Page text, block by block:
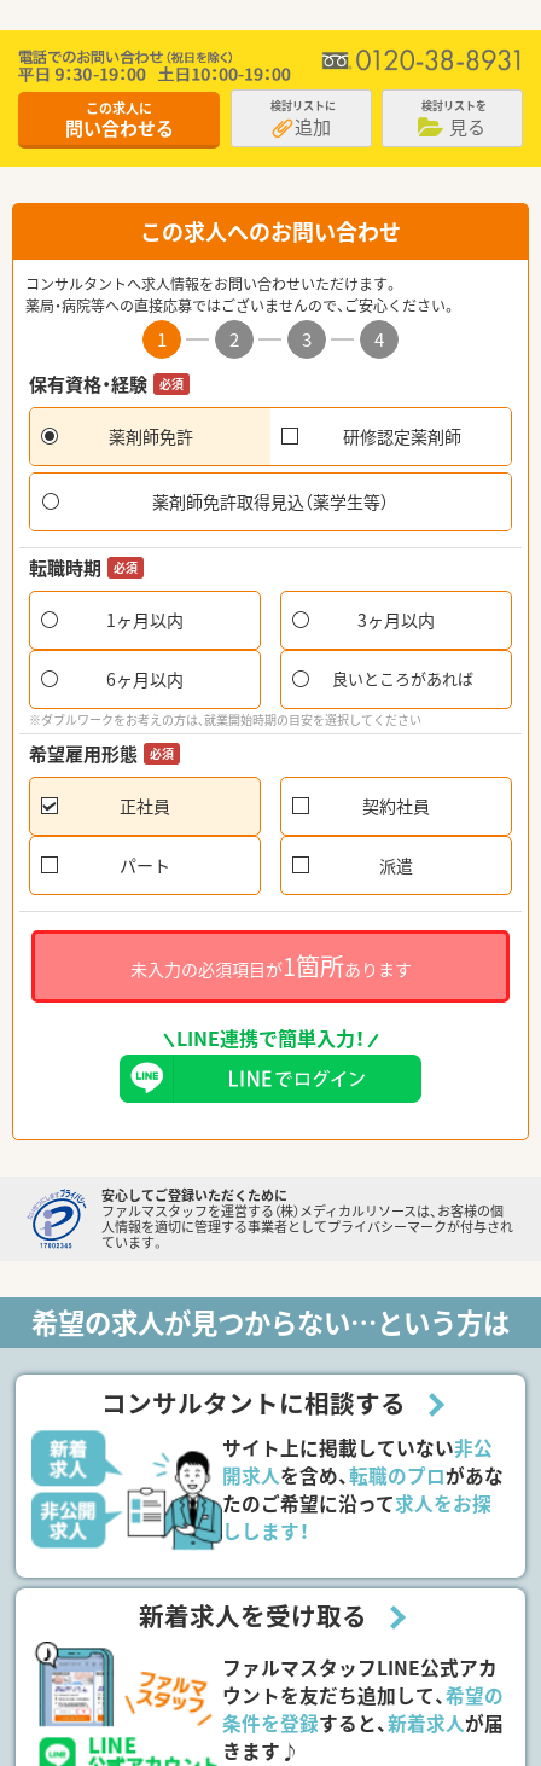
この求人に
問い合わせる
検討リストに
追加
検討リストを
見る
この求人へのお問い合わせ
コンサルタントへ求人情報をお問い合わせいただけます。
薬局・病院等への直接応募ではございませんので、ご安心ください。
1 2 3
4
保有資格・経験
必須
薬剤師免許 研修認定薬剤師
薬剤師免許取得見込（薬学生等）
転職時期 必須
1ヶ月以内 3ヶ月以内
6ヶ月以内 良いところがあれば
※ダブルワークをお考えの方は、就業開始時期の目安を選択してください
希望雇用形態 必須
正社員 契約社員
パート 派遣
未入力の必須項目が1箇所あります
LINE連携で簡単入力！
安心してご登録いただくために
ファルマスタッフを運営する（株）メディカルリソースは、お客様の個
人情報を適切に管理する事業者としてプライバシーマークが付与され
ています。
希望の求人が見つからない…という方は
コンサルタントに相談する
サイト上に掲載していない非公
開求人を含め、転職のプロがあな
たのご希望に沿って求人をお探
しします！
新着求人を受け取る
ファルマスタッフLINE公式アカ
ウントを友だち追加して、希望の
条件を登録すると、新着求人が届
きます♪